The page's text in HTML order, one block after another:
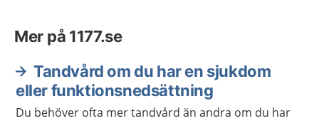
Mer på 1177.se
Tandvård om du har en sjukdom
eller funktionsnedsättning
Du behöver ofta mer tandvård än andra om du har